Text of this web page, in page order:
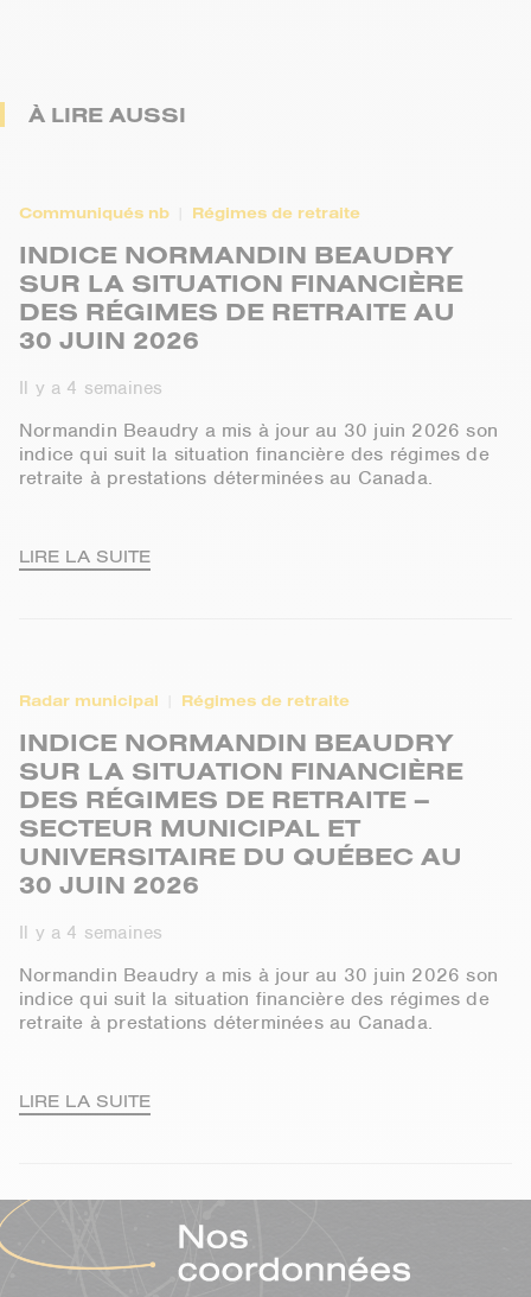
À LIRE AUSSI
Communiqués nb Régimes de retraite
INDICE NORMANDIN BEAUDRY
SUR LA SITUATION FINANCIÈRE
DES RÉGIMES DE RETRAITE AU
30 JUIN 2026
Il y a 4 semaines
Normandin Beaudry a mis à jour au 30 juin 2026 son
indice qui suit la situation financière des régimes de
retraite à prestations déterminées au Canada.
LIRE LA SUITE
Radar municipal Régimes de retraite
INDICE NORMANDIN BEAUDRY
SUR LA SITUATION FINANCIÈRE
DES RÉGIMES DE RETRAITE –
SECTEUR MUNICIPAL ET
UNIVERSITAIRE DU QUÉBEC AU
30 JUIN 2026
Il y a 4 semaines
Normandin Beaudry a mis à jour au 30 juin 2026 son
indice qui suit la situation financière des régimes de
retraite à prestations déterminées au Canada.
LIRE LA SUITE